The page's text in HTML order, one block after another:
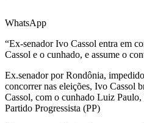
WhatsApp
“Ex-senador Ivo Cassol entra em
Cassol e o cunhado, e assume o
Ex.senador por Rondônia,
concorrer nas eleições, Ivo Cassol
Cassol, com o cunhado Luiz
Partido Progressista (PP)